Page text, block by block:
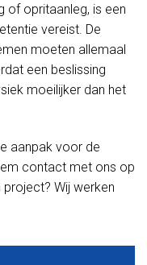
of opritaanleg, is een
vereist. De
moeten allemaal
een beslissing
moeilijker dan het
aanpak voor de
contact met ons op
Wij werken